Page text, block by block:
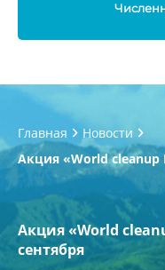
Главная
Новости
Акция «World cleanup
Акция «World
сентября